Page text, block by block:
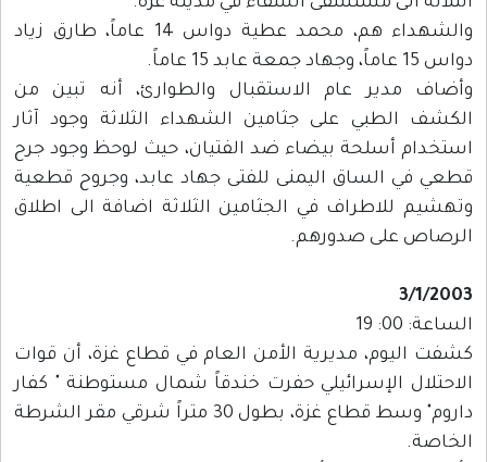
والشهداء هم، محمد عطية دواس 14 عاماً، طارق زياد
دواس 15 عاماً، وجهاد جمعة عابد 15 عاماً.
وأضاف مدير عام الاستقبال والطوارئ، أنه تبين من
الكشف الطبي على جثامين الشهداء الثلاثة وجود آثار
استخدام أسلحة بيضاء ضد الفتيان، حيث لوحظ وجود جرح
قطعي في الساق اليمنى للفتى جهاد عابد، وجروح قطعية
وتهشيم للاطراف في الجثامين الثلاثة اضافة الى اطلاق
الرصاص على صدورهم.
3/1/2003
الساعة: 00: 19
كشفت اليوم، مديرية الأمن العام في قطاع غزة، أن قوات
الاحتلال الإسرائيلي حفرت خندقاً شمال مستوطنة " كفار
داروم" وسط قطاع غزة، بطول 30 متراً شرقي مقر الشرطة
الخاصة.